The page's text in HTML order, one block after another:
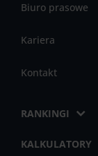
Biuro prasowe
Kariera
Kontakt
RANKINGI
KALKULATORY